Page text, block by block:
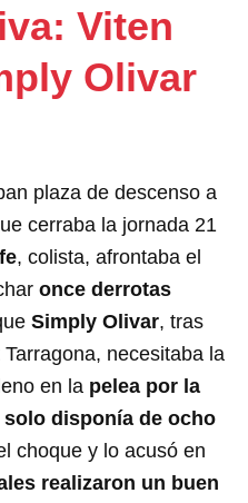
Viten
Olivar
plaza de descenso a
cerraba la jornada 21
, colista, afrontaba el
once derrotas
Simply Olivar, tras
necesitaba la
en la pelea por la
disponía de ocho
choque y lo acusó en
realizaron un buen